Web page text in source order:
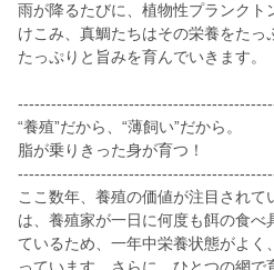
雨が降るたびに、植物性プランクト
けこみ、真鯛たちはその栄養をたっ
たっぷりと旨みを育んでいきます。
“養殖”だから、“薄飼い”だから。
脂が乗りきった身が育つ！
ここ数年、養殖の価値が注目されて
は、養殖家が一日に何度も餌の食べ
ているため、一年中栄養状態がよ